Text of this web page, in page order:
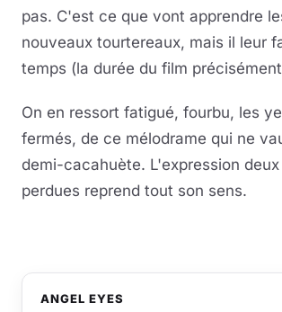
pas. C'est ce que vont apprendre
nouveaux tourtereaux, mais il leur
temps (la durée du film
On en ressort fatigué, fourbu, les
fermés, de ce mélodrame qui ne
demi-cacahuète. L'expression
perdues reprend tout son sens.
ANGEL EYES